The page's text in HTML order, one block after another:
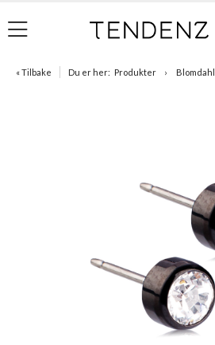
« Tilbake Du er her: Produkter Blomdahl